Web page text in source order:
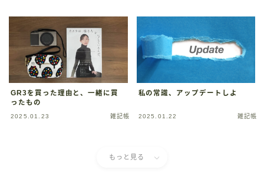
GR3を買った理由と、一緒に買
ったもの
2025.01.23 雑記帳
私の常識、アップデートしよ
2025.01.22 雑記帳
もっと見る